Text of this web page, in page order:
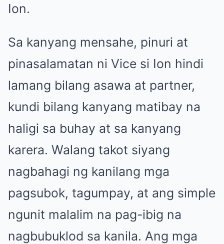
Ion.
Sa kanyang mensahe, pinuri at
pinasalamatan ni Vice si Ion hindi
lamang bilang asawa at partner,
kundi bilang kanyang matibay na
haligi sa buhay at sa kanyang
karera. Walang takot siyang
nagbahagi ng kanilang mga
pagsubok, tagumpay, at ang simple
ngunit malalim na pag-ibig na
nagbubuklod sa kanila. Ang mga